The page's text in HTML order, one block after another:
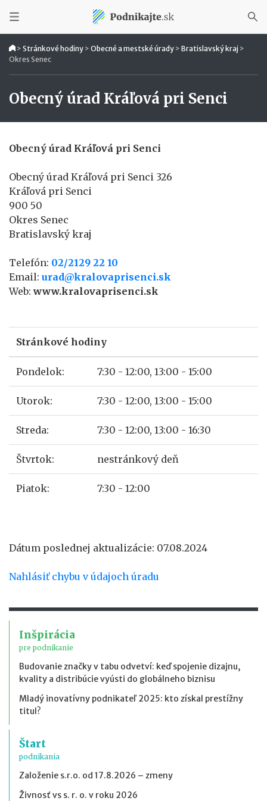
> Stránkové hodiny > Obecné a mestské úrady > Bratislavský kraj >
Okres Senec
Obecný úrad Kráľová pri Senci
Obecný úrad Kráľová pri Senci
Obecný úrad Kráľová pri Senci 326
Kráľová pri Senci
900 50
Okres Senec
Bratislavský kraj
Telefón: 02/2129 22 10
Email: urad@kralovaprisenci.sk
Web:www.kralovaprisenci.sk
Stránkové hodiny
Pondelok: 7:30 - 12:00, 13:00 - 15:00
Utorok: 7:30 - 12:00, 13:00 - 15:00
Streda: 7:30 - 12:00, 13:00 - 16:30
Štvrtok: nestránkový deň
Piatok: 7:30 - 12:00
Dátum poslednej aktualizácie: 07.08.2024
Nahlásiť chybu v údajoch úradu
Inšpirácia
pre podnikanie
Budovanie značky v tabu odvetví: keď spojenie dizajnu,
kvality a distribúcie vyústi do globálneho biznisu
Mladý inovatívny podnikateľ 2025: kto získal prestížny
titul?
Štart
podnikania
Založenie s.r.o. od 17.8.2026 – zmeny
Živnosť vs s. r. o. v roku 2026